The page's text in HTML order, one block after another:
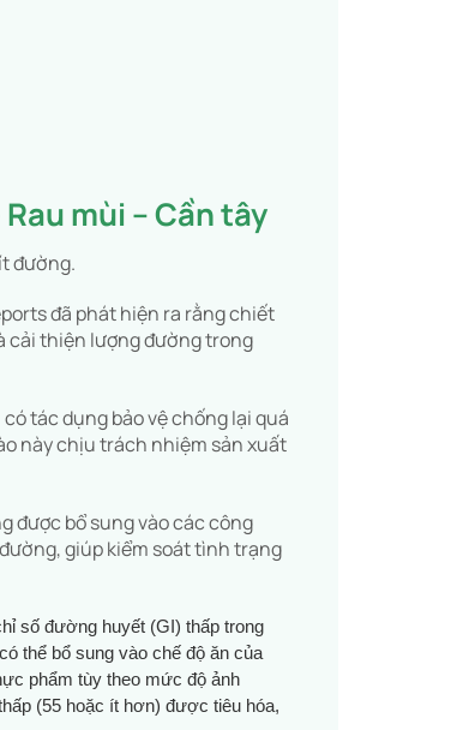
mùi – Cần tây
đường.
đã phát hiện ra rằng chiết
cải thiện lượng đường trong
tác dụng bảo vệ chống lại quá
này chịu trách nhiệm sản xuất
được bổ sung vào các công
giúp kiểm soát tình trạng
số đường huyết (GI) thấp trong
thể bổ sung vào chế độ ăn của
phẩm tùy theo mức độ ảnh
(55 hoặc ít hơn) được tiêu hóa,